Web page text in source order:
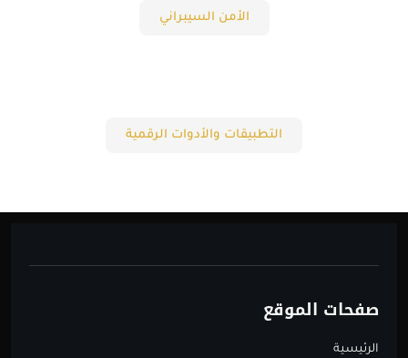
الأمن السيبراني
التطبيقات والأدوات الرقمية
صفحات الموقع
الرئيسية